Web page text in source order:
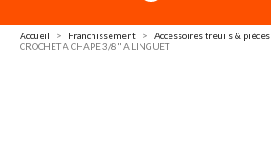
Accueil Franchissement Accessoires treuils & pièces
CROCHET A CHAPE 3/8" A LINGUET